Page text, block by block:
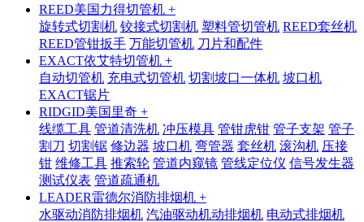
REED美国力得切管机 +
旋转式切割机 铰接式切割机 塑料管切管机 REED套丝机
REED管钳扳手 万能切管机 刀片和配件
EXACT依艾特切管机 +
自动切管机 充电式切管机 切割坡口一体机 坡口机
EXACT锯片
RIDGID美国里奇 +
线缆工具 管道清洗机 冲压模具 管钳虎钳 管子支架 管子
割刀 切割锯 修边器 坡口机 弯管器 套丝机 滚沟机 压接
钳 维修工具 推索轮 管道内窥镜 管线定位仪 信号发生器
测试仪表 管道疏通机
LEADER雷德尔消防排烟机 +
水驱动消防排烟机 汽油驱动机动排烟机 电动式排烟机